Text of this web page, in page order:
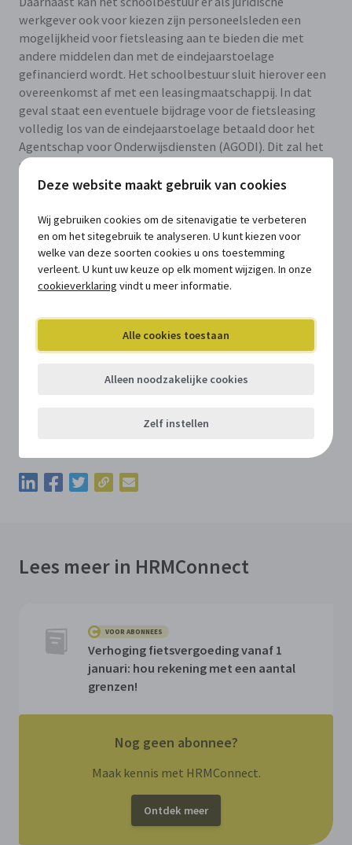
Deze website maakt gebruik van cookies
Wij gebruiken cookies om de sitenavigatie te verbeteren
en om het sitegebruik te analyseren. U kunt kiezen voor
welke van deze soorten cookies u ons toestemming
verleent. U kunt uw keuze op elk moment wijzigen. In onze
cookieverklaring vindt u meer informatie.
Alle cookies toestaan
Alleen noodzakelijke cookies
Zelf instellen
werkgever ook voor kiezen zijn personeelsleden een
mogelijkheid voor fietsleasing aan te bieden die met
andere middelen dan met de eindejaarstoelage
gefinancierd wordt. Het schoolbestuur sluit hierover een
overeenkomst af met een leasingmaatschappij. In dat
geval staat een eventuele bijdrage voor de fietsleasing
volledig los van de eindejaarstoelage betaald door het
Agentschap voor Onderwijsdiensten (AGODI). Dit zal het
geval zijn wanneer er bijvoorbeeld met de
fietsvergoeding wordt gewerkt om een fiets te leasen. De
In concreto
onderwijzend personeel de mogelijkheid wil geven om
een fiets te leasen, zal zelf het nodige moeten doen om
de fietslease te realiseren. Het gaat hierbij zowel om het
opstellen van een fietspolicy en een officieel raadsbesluit.
Deel deze update via LinkedIn
Deel deze update via Facebook
Deel deze update via Twitter
Kopieer de permalink van deze update
Deel deze update via e-mail
Lees meer in HRMConnect
VOOR ABONNEES
Verhoging fietsvergoeding vanaf 1
januari: hou rekening met een aantal
grenzen!
Nog geen abonnee?
Maak kennis met HRMConnect.
Ontdek meer